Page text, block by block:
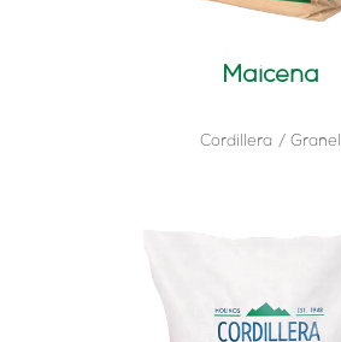
Maicena
Cordillera Granel